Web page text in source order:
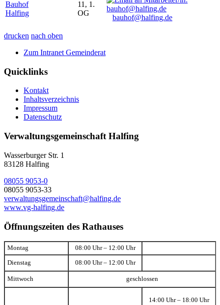
Bauhof
Halfing
11, 1.
OG
bauhof@halfing.de
drucken nach oben
Zum Intranet Gemeinderat
Quicklinks
Kontakt
Inhaltsverzeichnis
Impressum
Datenschutz
Verwaltungsgemeinschaft Halfing
Wasserburger Str. 1
83128 Halfing
08055 9053-0
08055 9053-33
verwaltungsgemeinschaft@halfing.de
www.vg-halfing.de
Öffnungszeiten des Rathauses
Montag 08:00 Uhr – 12:00 Uhr
Dienstag 08:00 Uhr – 12:00 Uhr
Mittwoch geschlossen
14:00 Uhr – 18:00 Uhr